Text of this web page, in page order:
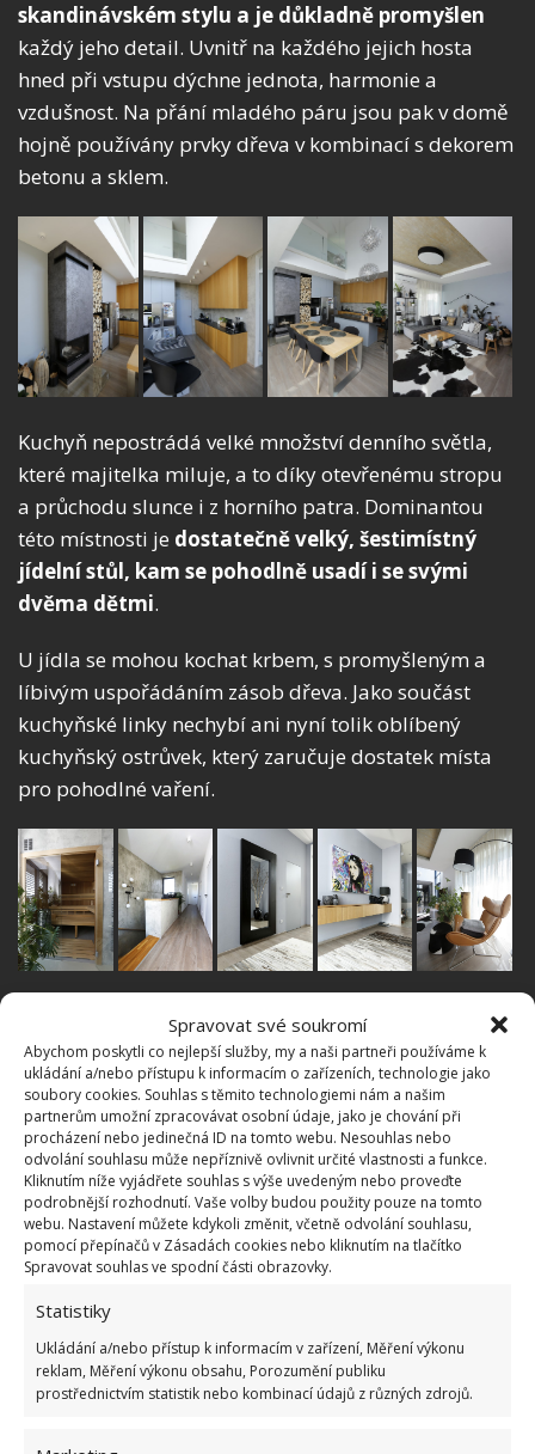
Spravovat své soukromí
Abychom poskytli co nejlepší služby, my a naši partneři používáme k
ukládání a/nebo přístupu k informacím o zařízeních, technologie jako
soubory cookies. Souhlas s těmito technologiemi nám a našim
partnerům umožní zpracovávat osobní údaje, jako je chování při
procházení nebo jedinečná ID na tomto webu. Nesouhlas nebo
odvolání souhlasu může nepříznivě ovlivnit určité vlastnosti a funkce.
Kliknutím níže vyjádřete souhlas s výše uvedeným nebo proveďte
podrobnější rozhodnutí. Vaše volby budou použity pouze na tomto
webu. Nastavení můžete kdykoli změnit, včetně odvolání souhlasu,
pomocí přepínačů v Zásadách cookies nebo kliknutím na tlačítko
Spravovat souhlas ve spodní části obrazovky.
Statistiky
Ukládání a/nebo přístup k informacím v zařízení, Měření výkonu
reklam, Měření výkonu obsahu, Porozumění publiku
prostřednictvím statistik nebo kombinací údajů z různých zdrojů.
skandinávském stylu a je důkladně promyšlen
každý jeho detail. Uvnitř na každého jejich hosta
hned při vstupu dýchne jednota, harmonie a
vzdušnost. Na přání mladého páru jsou pak v domě
hojně používány prvky dřeva v kombinací s dekorem
betonu a sklem.
Kuchyň nepostrádá velké množství denního světla,
které majitelka miluje, a to díky otevřenému stropu
a průchodu slunce i z horního patra. Dominantou
této místnosti je dostatečně velký, šestimístný
jídelní stůl, kam se pohodlně usadí i se svými
dvěma dětmi.
U jídla se mohou kochat krbem, s promyšleným a
líbivým uspořádáním zásob dřeva. Jako součást
kuchyňské linky nechybí ani nyní tolik oblíbený
kuchyňský ostrůvek, který zaručuje dostatek místa
pro pohodlné vaření.
Promyšlená hra se světlem pro
příjemnou práci
Do horního patra obyvatelé domu vychází po
dřevěných schodech, které vás dovedou do hlavní
chodby s přístupností do všech pokojů jako je
ložnice, dětský pokoj, pracovna a samozřejmě
koupelna.Pracovna je uzpůsobena mladému
tatínkovi, který pracuje převážně z domova
potřebuje dostatek denního světla. Je tedy situována
v rohové části domu, přičemž dvě ze zdí vyplňují
velkoformátová okna. Světlo si pak může pohodlně
regulovat venkovními žaluziemi.